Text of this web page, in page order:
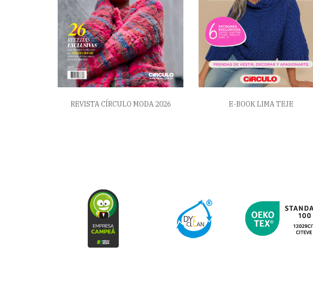
REVISTA CÍRCULO MODA 2026 E-BOOK LIMA TEJE